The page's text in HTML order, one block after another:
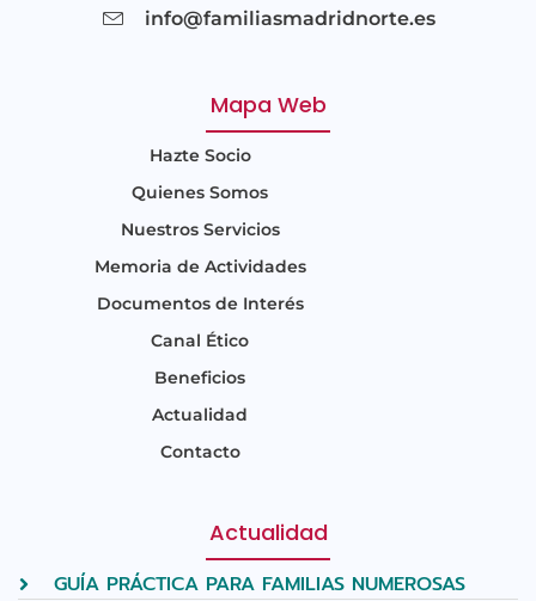
info@familiasmadridnorte.es
Mapa Web
Hazte Socio
Quienes Somos
Nuestros Servicios
Memoria de Actividades
Documentos de Interés
Canal Ético
Beneficios
Actualidad
Contacto
Actualidad
GUÍA PRÁCTICA PARA FAMILIAS NUMEROSAS